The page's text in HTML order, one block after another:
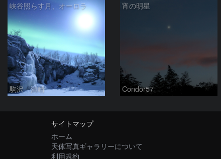
峡谷照らす月、オーロラ
駒沢 満晴
宵の明星
Condor57
サイトマップ
ホーム
天体写真ギャラリーについて
利用規約